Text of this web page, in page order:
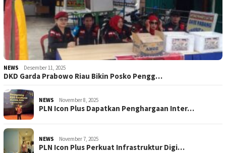
NEWS Desember 11, 2025
DKD Garda Prabowo Riau Bikin Posko Pengg…
NEWS November 8, 2025
PLN Icon Plus Dapatkan Penghargaan Inter…
NEWS November 7, 2025
PLN Icon Plus Perkuat Infrastruktur Digi…